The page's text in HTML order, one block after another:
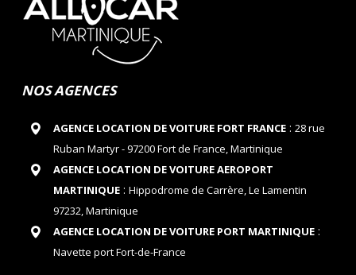
NOS AGENCES
AGENCE LOCATION DE VOITURE FORT FRANCE: 28 rue
Ruban Martyr - 97200 Fort de France, Martinique
AGENCE LOCATION DE VOITURE AEROPORT
MARTINIQUE: Hippodrome de Carrère, Le Lamentin
97232, Martinique
AGENCE LOCATION DE VOITURE PORT MARTINIQUE:
Navette port Fort-de-France